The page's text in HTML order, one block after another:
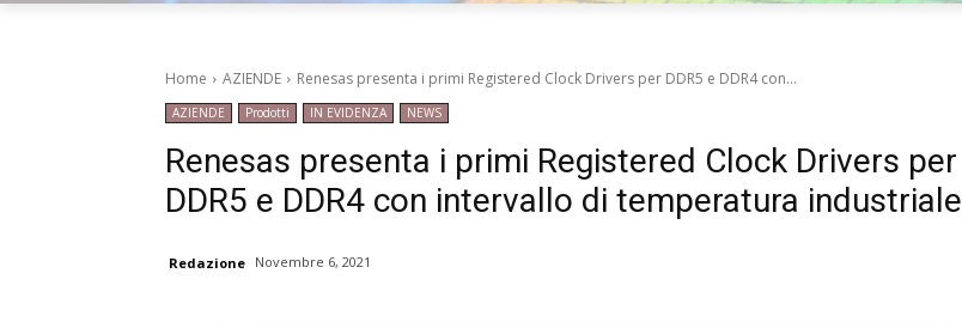
Home AZIENDE Renesas presenta i primi Registered Clock Drivers per DDR5 e DDR4 con...
AZIENDE Prodotti IN EVIDENZA NEWS
Renesas presenta i primi Registered Clock Drivers per
DDR5 e DDR4 con intervallo di temperatura industriale
Redazione Novembre 6, 2021